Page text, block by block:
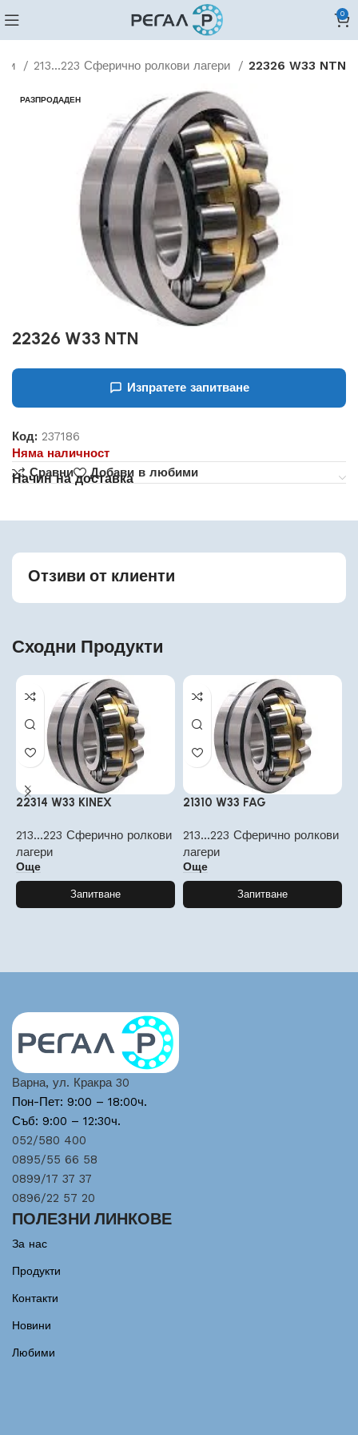
0
213...223 Сферично ролкови лагери 22326 W33 NTN
РАЗПРОДАДЕН
22326 W33 NTN
Изпратете запитване
Код:237186
Няма наличност
Сравни
Добави в любими
Начин на доставка
Отзиви от клиенти
Сходни Продукти
22314 W33 KINEX
213...223 Сферично ролкови
лагери
Още
Запитване
21310 W33 FAG
213...223 Сферично ролкови
лагери
Още
Запитване
Варна, ул. Кракра 30
Пон-Пет: 9:00 – 18:00ч.
Съб: 9:00 – 12:30ч.
052/580 400
0895/55 66 58
0899/17 37 37
0896/22 57 20
ПОЛЕЗНИ ЛИНКОВЕ
За нас
Продукти
Контакти
Новини
Любими